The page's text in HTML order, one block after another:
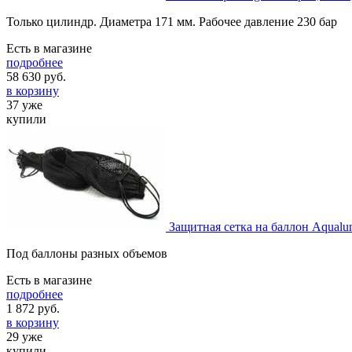
Только цилиндр. Диаметра 171 мм. Рабочее давление 230 бар
Есть в магазине
подробнее
58 630 руб.
в корзину
37 уже
купили
Защитная сетка на баллон
Под баллоны разных объемов
Есть в магазине
подробнее
1 872 руб.
в корзину
29 уже